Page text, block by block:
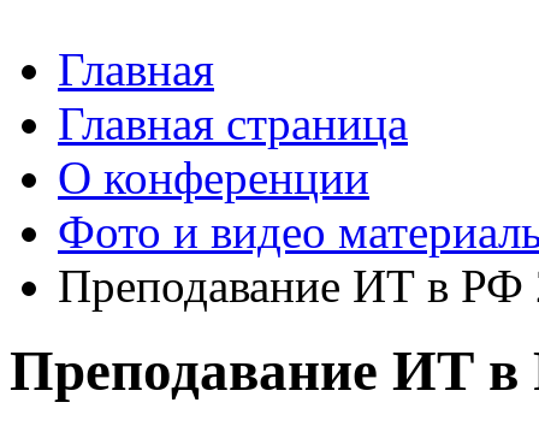
Главная
Главная страница
О конференции
Фото и видео
Преподавание ИТ в РФ
Преподавание ИТ в